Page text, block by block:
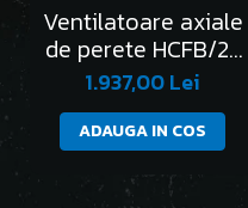
Ventilatoare axiale
de perete HCFB/2-
250/H
1.937,00 Lei
ADAUGA IN COS